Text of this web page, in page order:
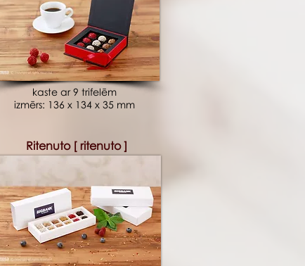
kaste ar 9 trifelēm
izmērs: 136 x 134 x 35 mm
Ritenuto [ ritenuto ]